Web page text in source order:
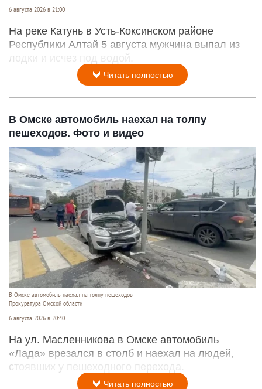
6 августа 2026 в 21:00
На реке Катунь в Усть-Коксинском районе
Республики Алтай 5 августа мужчина выпал из
лодки и исчез под водой.
Читать полностью
В Омске автомобиль наехал на толпу
пешеходов. Фото и видео
В Омске автомобиль наехал на толпу пешеходов
Прокуратура Омской области
6 августа 2026 в 20:40
На ул. Масленникова в Омске автомобиль
«Лада» врезался в столб и наехал на людей,
стоявших у пешеходного перехода.
Читать полностью